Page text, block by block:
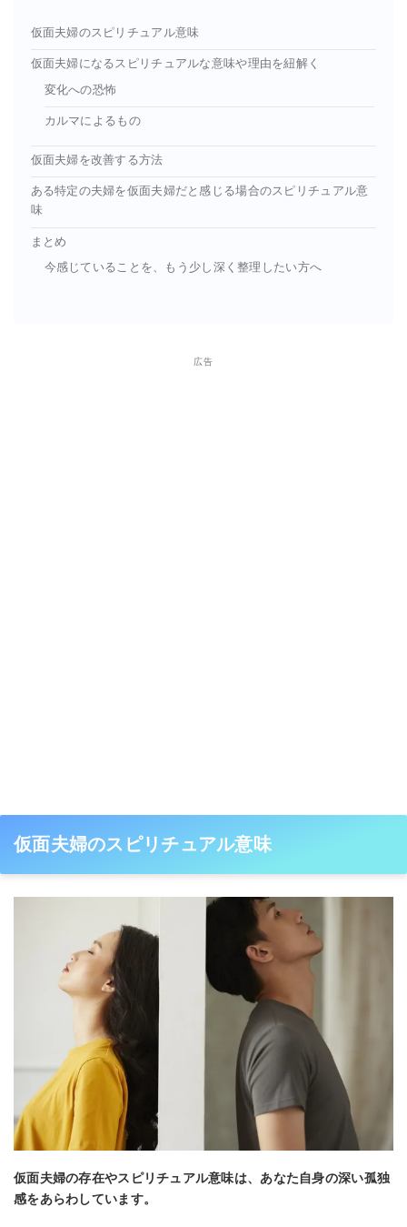
仮面夫婦のスピリチュアル意味
仮面夫婦になるスピリチュアルな意味や理由を紐解く
変化への恐怖
カルマによるもの
仮面夫婦を改善する方法
ある特定の夫婦を仮面夫婦だと感じる場合のスピリチュアル意
味
まとめ
今感じていることを、もう少し深く整理したい方へ
広告
仮面夫婦のスピリチュアル意味
仮面夫婦の存在やスピリチュアル意味は、あなた自身の深い孤独
感をあらわしています。